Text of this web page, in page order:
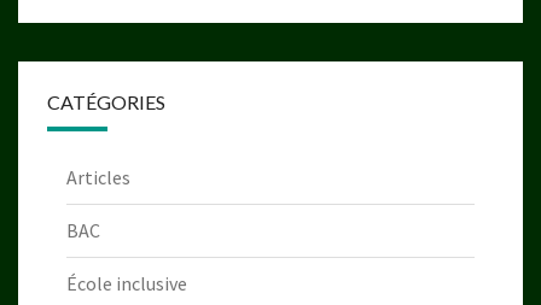
CATÉGORIES
Articles
BAC
École inclusive